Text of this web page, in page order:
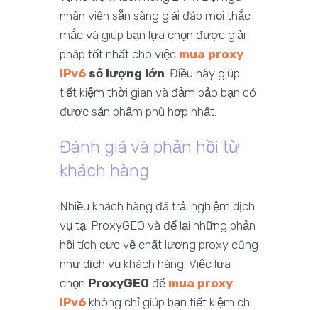
nhân viên sẵn sàng giải đáp mọi thắc
mắc và giúp bạn lựa chọn được giải
pháp tốt nhất cho việc mua proxy
IPv6 số lượng lớn. Điều này giúp
tiết kiệm thời gian và đảm bảo bạn có
được sản phẩm phù hợp nhất.
Đánh giá và phản hồi từ
khách hàng
Nhiều khách hàng đã trải nghiệm dịch
vụ tại ProxyGEO và để lại những phản
hồi tích cực về chất lượng proxy cũng
như dịch vụ khách hàng. Việc lựa
chọn ProxyGEO để mua proxy
IPv6 không chỉ giúp bạn tiết kiệm chi